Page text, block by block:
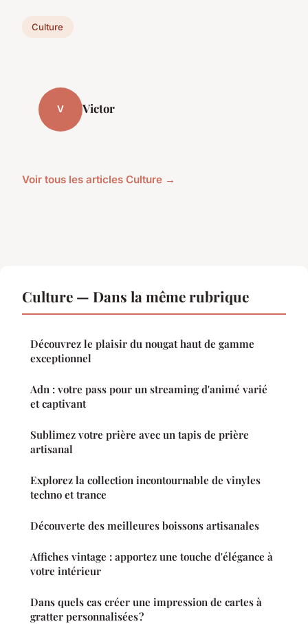
Culture
V Victor
Voir tous les articles Culture →
Culture — Dans la même rubrique
Découvrez le plaisir du nougat haut de gamme
exceptionnel
Adn : votre pass pour un streaming d'animé varié
et captivant
Sublimez votre prière avec un tapis de prière
artisanal
Explorez la collection incontournable de vinyles
techno et trance
Découverte des meilleures boissons artisanales
Affiches vintage : apportez une touche d'élégance à
votre intérieur
Dans quels cas créer une impression de cartes à
gratter personnalisées ?